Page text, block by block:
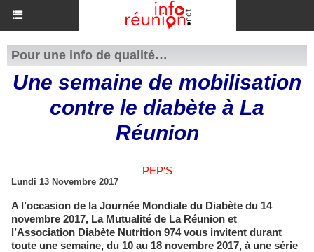
Pour une info de qualité…
Une semaine de mobilisation
contre le diabète à La
Réunion
PEP'S
Lundi 13 Novembre 2017
A l’occasion de la Journée Mondiale du Diabète du 14
novembre 2017, La Mutualité de La Réunion et
l’Association Diabète Nutrition 974 vous invitent durant
toute une semaine, du 10 au 18 novembre 2017, à une série